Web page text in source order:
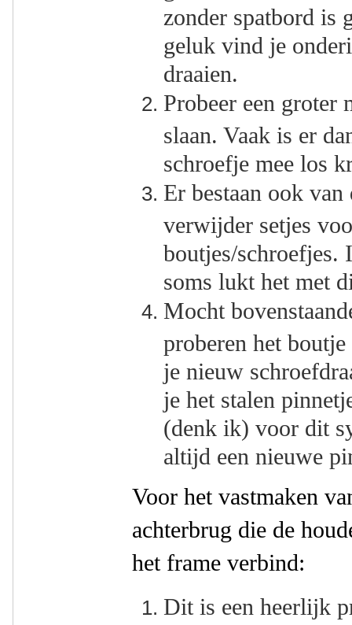
zonder spatbord is
geluk vind je
draaien.
Probeer een groter
slaan. Vaak is er
schroefje mee los
Er bestaan ook
verwijder setjes
boutjes/schroefjes.
soms lukt het met
Mocht
proberen het
je nieuw
je het stalen
(denk ik) voor dit
altijd een nieuwe
Voor het vastmaken
achterbrug die de
het frame verbind:
Dit is een heerlijk